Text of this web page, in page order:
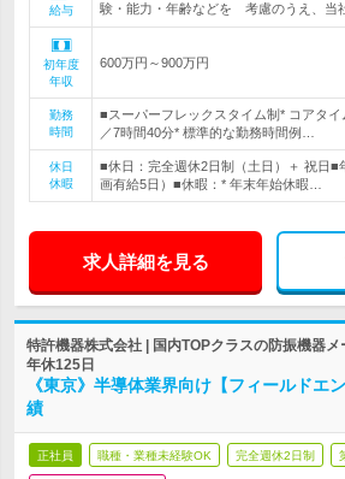
給与
験・能力・年齢などを 考慮のうえ、当
初年度
年収
600万円～900万円
勤務
時間
■スーパーフレックスタイム制* コアタ
／7時間40分* 標準的な勤務時間例…
休日
休暇
■休日：完全週休2日制（土日）＋ 祝日■
画有給5日）■休暇：* 年末年始休暇…
求人詳細を見る
特許機器株式会社 | 国内TOPクラスの防振機器
年休125日
《東京》半導体業界向け【フィールドエ
績
正社員 職種・業種未経験OK 完全週休2日制